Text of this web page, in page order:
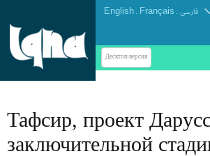
English . Français . فارسی
Десктоп-версия
Тафсир, проект
заключительной